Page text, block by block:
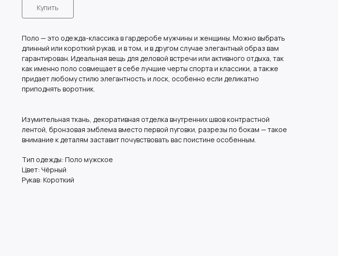
Купить
Поло — это одежда-классика в гардеробе мужчины и женщины. Можно выбрать
длинный или короткий рукав, и в том, и в другом случае элегантный образ вам
гарантирован. Идеальная вещь для деловой встречи или активного отдыха, так
как именно поло совмещает в себе лучшие черты спорта и классики, а также
придает любому стилю элегантность и лоск, особенно если деликатно
приподнять воротник.
Изумительная ткань, декоративная отделка внутренних швов контрастной
лентой, бронзовая эмблема вместо первой пуговки, разрезы по бокам — такое
внимание к деталям заставит почувствовать вас поистине особенным.
Тип одежды: Поло мужское
Цвет: Чёрный
Рукав: Короткий